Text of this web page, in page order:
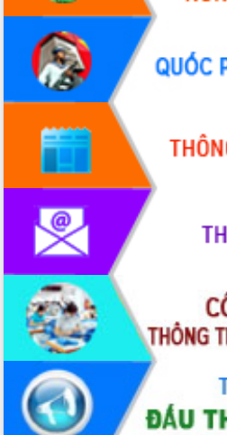
Họp báo thông tin về Hội nghị Công bố
Quy hoạch và Xúc tiến đầu tư tỉnh Đắk
Lắk
Khơi thông điểm nghẽn, đẩy nhanh
giải ngân vốn khắc phục thiên tai
HĐND tỉnh thông qua điều chỉnh Quy
hoạch tỉnh thời kỳ 2021-2030
Hội thảo góp ý hồ sơ điều chỉnh quy
hoạch tỉnh Đắk Lắk thời kỳ 2021-2030,
tầm nhìn đến năm 2050
Nâng cao hiệu quả hoạt động của các
doanh nghiệp nhà nước
Hội nghị triển khai kết nối mạng
truyền số liệu chuyên dùng phục vụ cơ
quan Đảng, Nhà nước
Lễ phát động chuỗi hoạt động chung
tay làm sạch môi trường
Xã Ea Kar bước chuyển mình trong
công tác cải cách hành chính mô hình
mới
UBND tỉnh họp báo định kỳ tháng 4
năm 2026